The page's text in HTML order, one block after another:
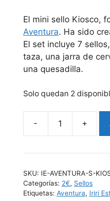
El mini sello Kiosco,
Aventura. Ha sido
El set incluye 7
taza, una jarra de
una quesadilla.
Solo quedan 2
- +
SKU: IE-AVENTURA-S-
Categorías: 2€, Sellos
Etiquetas: Aventura, Iriri